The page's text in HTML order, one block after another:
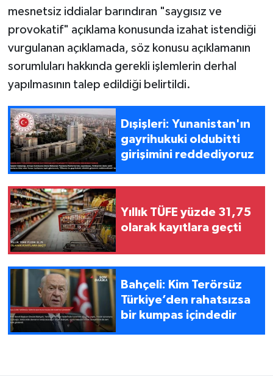
mesnetsiz iddialar barındıran "saygısız ve
provokatif" açıklama konusunda izahat istendiği
vurgulanan açıklamada, söz konusu açıklamanın
sorumluları hakkında gerekli işlemlerin derhal
yapılmasının talep edildiği belirtildi.
Dışişleri: Yunanistan'ın
gayrihukuki oldubitti
girişimini reddediyoruz
Yıllık TÜFE yüzde 31,75
olarak kayıtlara geçti
Bahçeli: Kim Terörsüz
Türkiye’den rahatsızsa
bir kumpas içindedir